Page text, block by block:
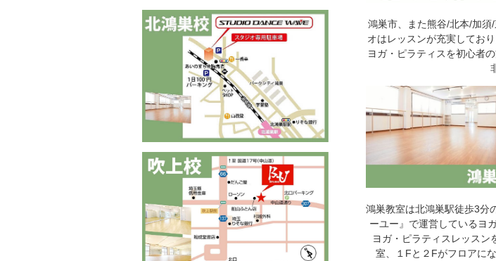
鴻巣市、また熊谷/北本/加
オはレッスンが充実してお
ヨガ・ピラティスを初心者
鴻巣教室は北鴻巣駅徒歩3分
ーユー』で運営しているヨ
ヨガ・ピラティスレッスン
室、１Fと２Fがフロアに